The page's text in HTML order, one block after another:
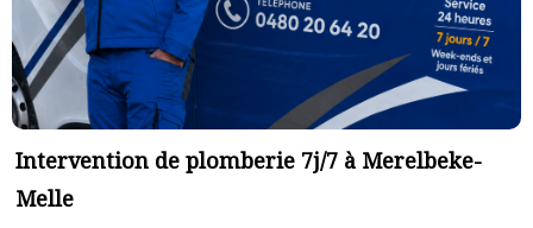
Intervention de plomberie 7j/7 à Merelbeke-
Melle